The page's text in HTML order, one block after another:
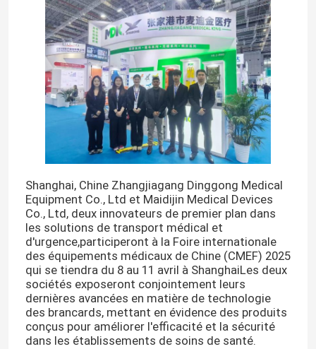
Shanghai, Chine Zhangjiagang Dinggong Medical
Equipment Co., Ltd et Maidijin Medical Devices
Co., Ltd, deux innovateurs de premier plan dans
les solutions de transport médical et
d'urgence,participeront à la Foire internationale
des équipements médicaux de Chine (CMEF) 2025
qui se tiendra du 8 au 11 avril à ShanghaiLes deux
sociétés exposeront conjointement leurs
dernières avancées en matière de technologie
des brancards, mettant en évidence des produits
conçus pour améliorer l'efficacité et la sécurité
dans les établissements de soins de santé.